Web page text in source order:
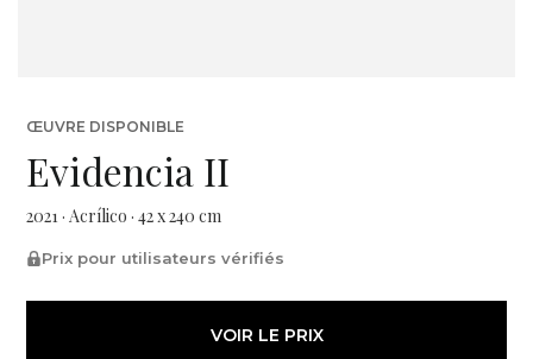
ŒUVRE DISPONIBLE
Evidencia II
2021 · Acrílico · 42 x 240 cm
Prix pour utilisateurs vérifiés
VOIR LE PRIX